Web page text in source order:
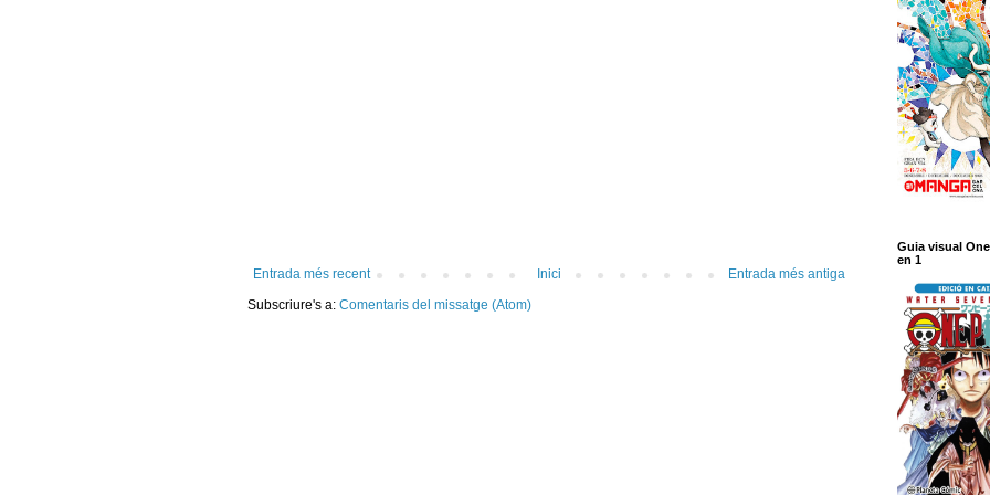
Entrada més recent Entrada més antiga
Inici
Subscriure's a: Comentaris del missatge (Atom)
Guia visual
en 1